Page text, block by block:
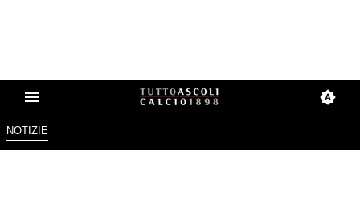
NOTIZIE